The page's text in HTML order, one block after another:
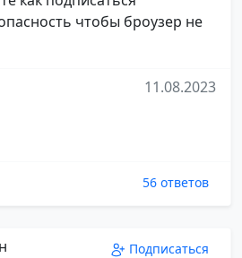
чтобы броузер не
11.08.2023
56 ответов
Подписаться